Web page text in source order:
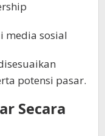
media sosial
potensi pasar.
Secara